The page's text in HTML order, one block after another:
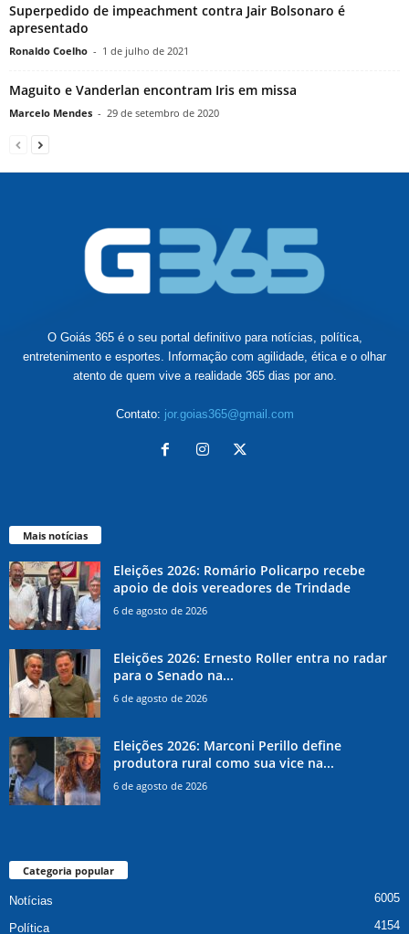
Superpedido de impeachment contra Jair Bolsonaro é
apresentado
Ronaldo Coelho - 1 de julho de 2021
Maguito e Vanderlan encontram Iris em missa
Marcelo Mendes - 29 de setembro de 2020
O Goiás 365 é o seu portal definitivo para notícias, política,
entretenimento e esportes. Informação com agilidade, ética e o olhar
atento de quem vive a realidade 365 dias por ano.
Contato: jor.goias365@gmail.com
Mais notícias
Eleições 2026: Romário Policarpo recebe
apoio de dois vereadores de Trindade
6 de agosto de 2026
Eleições 2026: Ernesto Roller entra no radar
para o Senado na...
6 de agosto de 2026
Eleições 2026: Marconi Perillo define
produtora rural como sua vice na...
6 de agosto de 2026
Categoria popular
Notícias 6005
Política 4154